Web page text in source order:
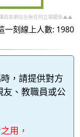
與本網站全無任何立場關係▲▲
一刻線上人數: 1980
，請提供對方
友、教職員或公
用，